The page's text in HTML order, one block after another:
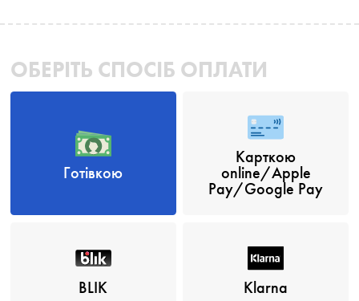
ОБЕРІТЬ СПОСІБ ОПЛАТИ
Готівкою
Карткою
online/Apple
Pay/Google Pay
BLIK Klarna